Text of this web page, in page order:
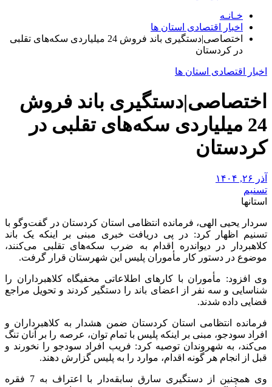
خـانـه
اخبار اقتصادی استان ها
اختصاصی|دستگیری باند فروش 24 میلیاردی سکه‌های تقلبی
در کردستان
اخبار اقتصادی استان ها
اختصاصی|دستگیری باند فروش
24 میلیاردی سکه‌های تقلبی در
کردستان
آذر ۲۶, ۱۴۰۴
تسنیم
استانها
سردار یحیی الهی، فرمانده انتظامی استان کردستان در گفت‌وگو با
تسنیم اظهار کرد: در پی دریافت خبری مبنی بر اینکه یک باند
کلاهبردار در دیواندره اقدام به ضرب سکه‌های تقلبی می‌کنند،
موضوع در دستور کار مأموران پلیس این شهرستان قرار گرفت.
وی افزود: مأموران با کارهای اطلاعاتی مخفیگاه کلاهبرداران را
شناسایی و سه نفر از اعضای باند را دستگیر کردند و تحویل مراجع
قضایی داده شدند.
فرمانده انتظامی استان کردستان ضمن هشدار به کلاهبرداران و
افراد سودجو، مبنی بر اینکه پلیس با تمام توان، عرصه را بر آنان تنگ
می‌کند، به شهروندان توصیه کرد: فریب افراد سودجو را نخورند و
قبل از انجام هر گونه اقدام، موارد را به پلیس گزارش دهند.
وی همچنین از دستگیری سارق سابقه‌دار با اعتراف به 7 فقره